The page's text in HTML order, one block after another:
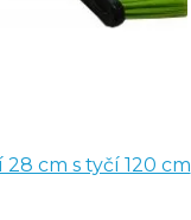
cm s tyčí 120 cm